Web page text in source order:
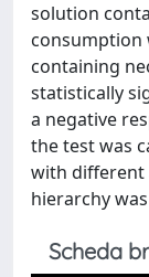
solution
consumption
containing
statistically
a negative
the test was
with different
hierarchy
Scheda